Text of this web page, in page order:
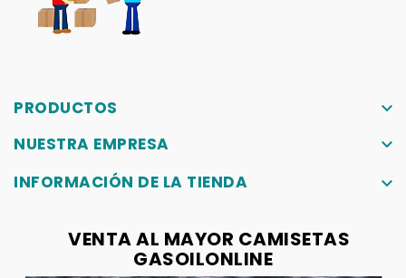
PRODUCTOS
keyboard_arrow_down
NUESTRA EMPRESA
keyboard_arrow_down
INFORMACIÓN DE LA TIENDA
keyboard_arrow_down
VENTA AL MAYOR CAMISETAS
GASOILONLINE